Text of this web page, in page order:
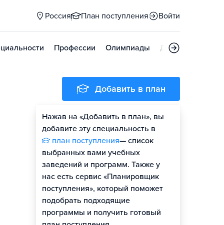
Россия План поступления Войти
Профессии Олимпиады Дни открытых
Добавить в план
Нажав на «Добавить в план», вы
добавите эту специальность в
план поступления— список
выбранных вами учебных
заведений и программ. Также у
нас есть сервис «Планировщик
поступления», который поможет
подобрать подходящие
программы и получить готовый